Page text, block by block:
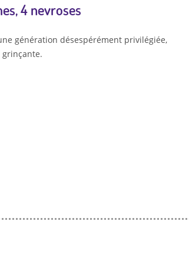
4 nevroses
génération désespérément privilégiée,